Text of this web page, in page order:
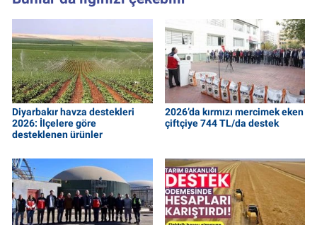
Diyarbakır havza destekleri
2026: İlçelere göre
desteklenen ürünler
2026’da kırmızı mercimek eken
çiftçiye 744 TL/da destek